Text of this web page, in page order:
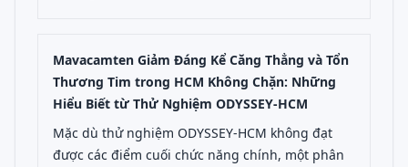
Mavacamten Giảm Đáng Kể Căng Thẳng và Tổn
Thương Tim trong HCM Không Chặn: Những
Hiểu Biết từ Thử Nghiệm ODYSSEY-HCM
Mặc dù thử nghiệm ODYSSEY-HCM không đạt
được các điểm cuối chức năng chính, một phân